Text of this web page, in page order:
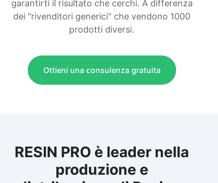
garantirti il risultato che cerchi. A differenza
dei "rivenditori generici" che vendono 1000
prodotti diversi.
Ottieni una consulenza gratuita
RESIN PRO è leader nella
produzione e